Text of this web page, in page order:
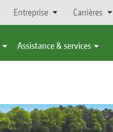
Entreprise Carrières
Assistance & services